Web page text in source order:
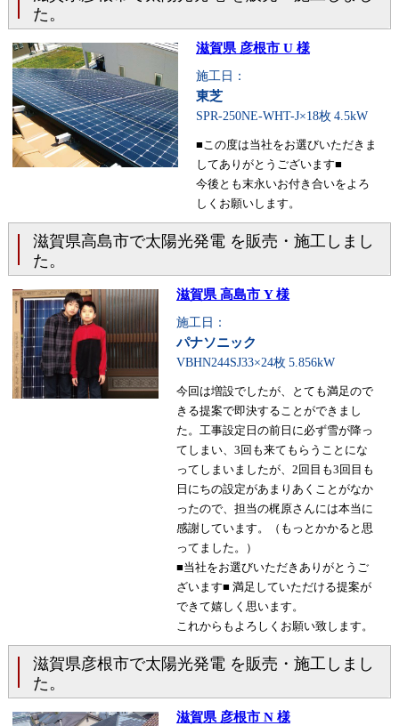
た。
滋賀県 彦根市 U 様
施工日：
東芝
SPR-250NE-WHT-J×18枚 4.5kW
■この度は当社をお選びいただきま
してありがとうございます■
今後とも末永いお付き合いをよろ
しくお願いします。
滋賀県高島市で太陽光発電 を販売・施工しまし
た。
滋賀県 高島市 Y 様
施工日：
パナソニック
VBHN244SJ33×24枚 5.856kW
今回は増設でしたが、とても満足ので
きる提案で即決することができまし
た。工事設定日の前日に必ず雪が降っ
てしまい、3回も来てもらうことにな
ってしまいましたが、2回目も3回目も
日にちの設定があまりあくことがなか
ったので、担当の梶原さんには本当に
感謝しています。（もっとかかると思
ってました。）
■当社をお選びいただきありがとうご
ざいます■ 満足していただける提案が
できて嬉しく思います。
これからもよろしくお願い致します。
滋賀県彦根市で太陽光発電 を販売・施工しまし
た。
滋賀県 彦根市 N 様